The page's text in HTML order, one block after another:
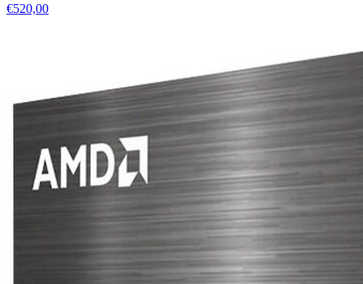
€520,00